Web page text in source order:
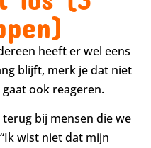
heeft er wel eens
blijft, merk je dat niet
ook reageren.
bij mensen die we
wist niet dat mijn